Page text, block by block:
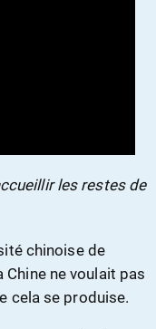
les restes de
chinoise de
Chine ne voulait pas
cela se produise.